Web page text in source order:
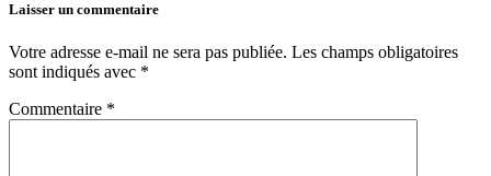
Laisser un commentaire
Votre adresse e-mail ne sera pas publiée. Les champs obligatoires
sont indiqués avec *
Commentaire *